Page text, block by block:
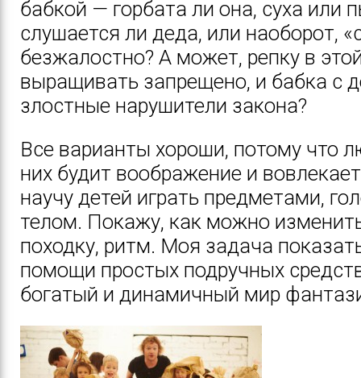
бабкой — горбата ли она, суха или
слушается ли деда, или наоборот,
безжалостно? А может, репку в
выращивать запрещено, и бабка с
злостные нарушители закона?
Все варианты хороши, потому что
них будит воображение и
научу детей играть предметами,
телом. Покажу, как можно
походку, ритм. Моя задача
помощи простых подручных
богатый и динамичный мир